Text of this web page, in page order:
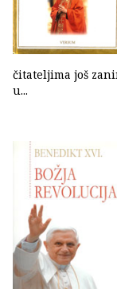
čitateljima još
u...